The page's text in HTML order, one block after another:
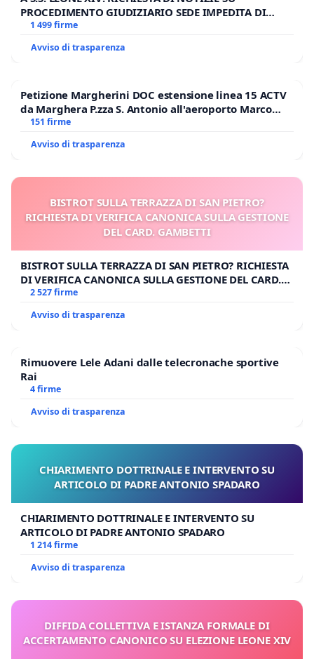
PROCEDIMENTO GIUDIZIARIO SEDE IMPEDITA DI
BENEDETTO XVI
1 499 firme
Avviso di trasparenza
Petizione Margherini DOC estensione linea 15 ACTV
da Marghera P.zza S. Antonio all'aeroporto Marco
Polo tariffa a € 1,50
151 firme
Avviso di trasparenza
BISTROT SULLA TERRAZZA DI SAN PIETRO?
RICHIESTA DI VERIFICA CANONICA SULLA GESTIONE
DEL CARD. GAMBETTI
BISTROT SULLA TERRAZZA DI SAN PIETRO? RICHIESTA
DI VERIFICA CANONICA SULLA GESTIONE DEL CARD.
GAMBETTI
2 527 firme
Avviso di trasparenza
Rimuovere Lele Adani dalle telecronache sportive
Rai
4 firme
Avviso di trasparenza
CHIARIMENTO DOTTRINALE E INTERVENTO SU
ARTICOLO DI PADRE ANTONIO SPADARO
CHIARIMENTO DOTTRINALE E INTERVENTO SU
ARTICOLO DI PADRE ANTONIO SPADARO
1 214 firme
Avviso di trasparenza
DIFFIDA COLLETTIVA E ISTANZA FORMALE DI
ACCERTAMENTO CANONICO SU ELEZIONE LEONE XIV